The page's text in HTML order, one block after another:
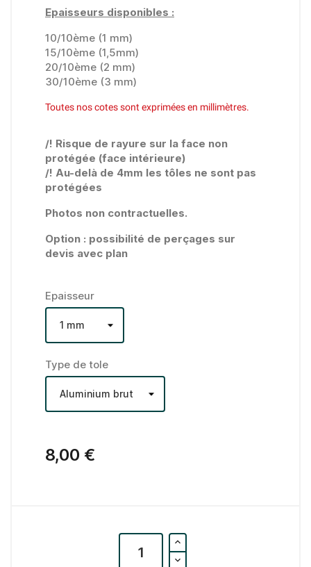
Epaisseurs disponibles :
10/10ème (1 mm)
15/10ème (1,5mm)
20/10ème (2 mm)
30/10ème (3 mm)
Toutes nos cotes sont exprimées en millimètres.
/! Risque de rayure sur la face non
protégée (face intérieure)
/! Au-delà de 4mm les tôles ne sont pas
protégées
Photos non contractuelles.
Option : possibilité de perçages sur
devis avec plan
Epaisseur
Type de tole
8,00 €